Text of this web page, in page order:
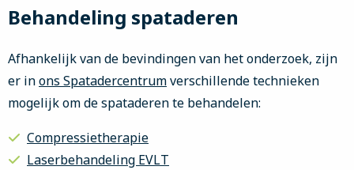
Behandeling spataderen
Afhankelijk van de bevindingen van het onderzoek, zijn
er inons Spatadercentrumverschillende technieken
mogelijk om de spataderen te behandelen:
Compressietherapie
Laserbehandeling EVLT